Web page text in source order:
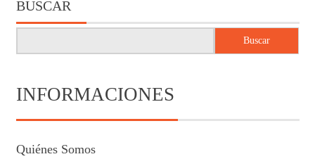
BUSCAR
Buscar
INFORMACIONES
Quiénes Somos